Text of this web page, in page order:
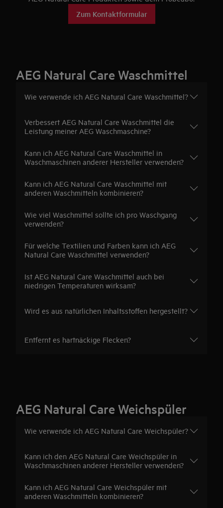
100 % pflanzliche Rezeptur
Recycelte Kunststoffflasche
Zum Kontaktformular
AEG Natural Care Waschmittel
Wie verwende ich AEG Natural Care Waschmittel?
Verbessert AEG Natural Care Waschmittel die
Leistung meiner AEG Waschmaschine?
Kann ich AEG Natural Care Waschmittel in
Waschmaschinen anderer Hersteller verwenden?
Kann ich AEG Natural Care Waschmittel mit
anderen Waschmitteln kombinieren?
Wie viel Waschmittel sollte ich pro Waschgang
verwenden?
Für welche Textilien und Farben kann ich AEG
Natural Care Waschmittel verwenden?
Ist AEG Natural Care Waschmittel auch bei
niedrigen Temperaturen wirksam?
Wird es aus natürlichen Inhaltsstoffen hergestellt?
Entfernt es hartnäckige Flecken?
AEG Natural Care Weichspüler
Wie verwende ich AEG Natural Care Weichspüler?
Kann ich den AEG Natural Care Weichspüler in
Waschmaschinen anderer Hersteller verwenden?
Kann ich AEG Natural Care Weichspüler mit
anderen Waschmitteln kombinieren?